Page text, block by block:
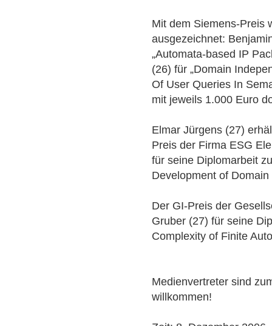
Mit dem Siemens-Preis
ausgezeichnet:
„Automata-based IP
(26) für „Domain
Of User Queries In
mit jeweils 1.000 Euro
Elmar Jürgens (27)
Preis der Firma ESG
für seine Diplomarbeit
Development of
Der GI-Preis der
Gruber (27) für seine
Complexity of Finite
Medienvertreter sind
willkommen!